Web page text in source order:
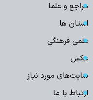
مراجع و علما
استان ها
علمی فرهنگی
عکس
سایت‌های مورد نیاز
ارتباط با ما